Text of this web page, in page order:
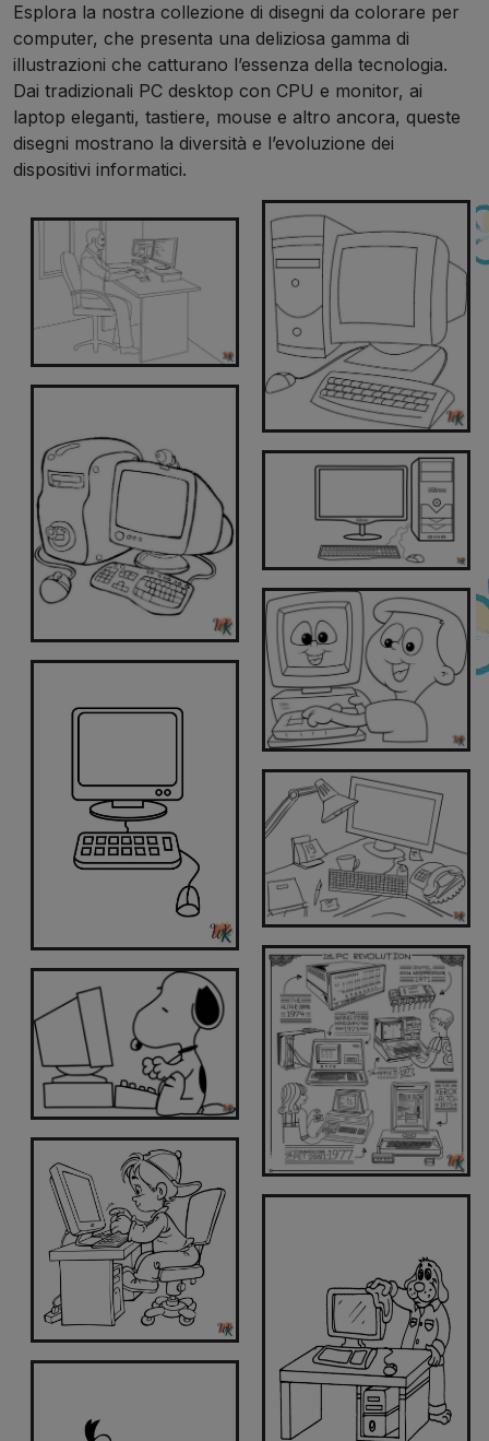
Esplora la nostra collezione di disegni da colorare per
computer, che presenta una deliziosa gamma di
illustrazioni che catturano l’essenza della tecnologia.
Dai tradizionali PC desktop con CPU e monitor, ai
laptop eleganti, tastiere, mouse e altro ancora, queste
disegni mostrano la diversità e l’evoluzione dei
dispositivi informatici.